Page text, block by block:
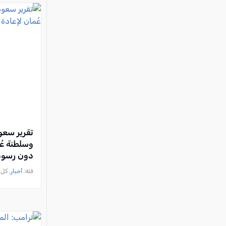
تقرير
وسلطنة
دون
فئة: أخبار , كل